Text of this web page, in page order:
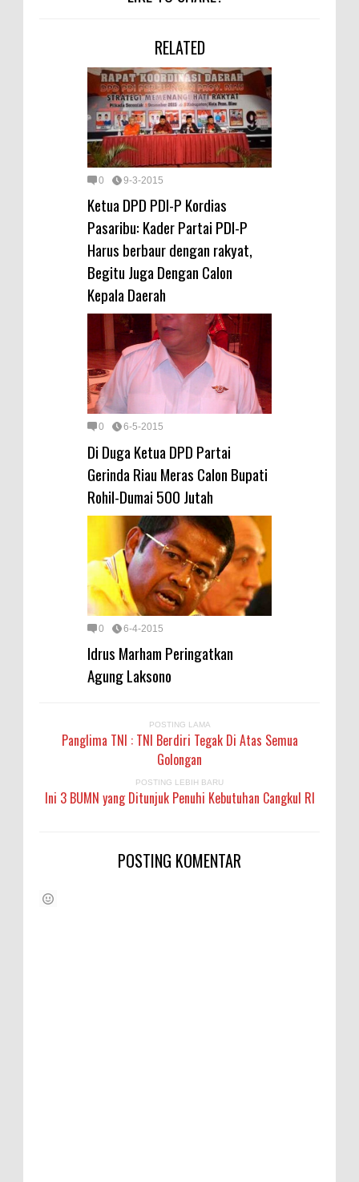
RELATED
0 9-3-2015
Ketua DPD PDI-P Kordias
Pasaribu: Kader Partai PDI-P
Harus berbaur dengan rakyat,
Begitu Juga Dengan Calon
Kepala Daerah
0 6-5-2015
Di Duga Ketua DPD Partai
Gerinda Riau Meras Calon Bupati
Rohil-Dumai 500 Jutah
0 6-4-2015
Idrus Marham Peringatkan
Agung Laksono
POSTING LAMA
Panglima TNI : TNI Berdiri Tegak Di Atas Semua
Golongan
POSTING LEBIH BARU
Ini 3 BUMN yang Ditunjuk Penuhi Kebutuhan Cangkul RI
POSTING KOMENTAR